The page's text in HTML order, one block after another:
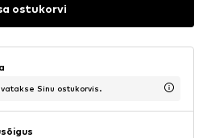
ostukorvi
Sinu ostukorvis.